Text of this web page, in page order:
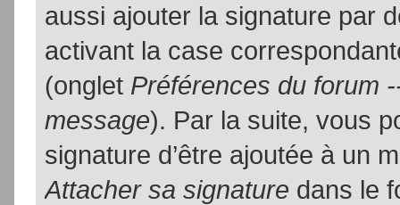
aussi ajouter la signature par
activant la case
(onglet Préférences du forum
message). Par la suite, vous
signature d’être ajoutée à un
Attacher sa signature dans le